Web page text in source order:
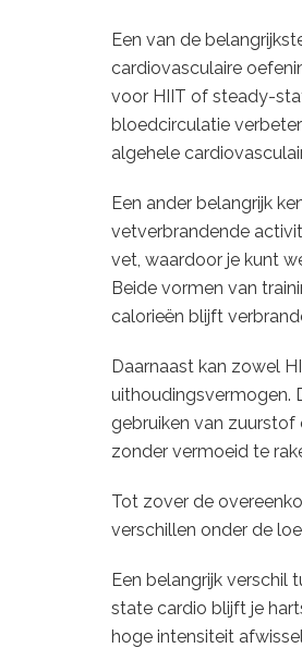
Een van de
cardiovasculaire
voor HIIT of steady-
bloedcirculatie
algehele
Een ander belangrijk
vetverbrandende
vet, waardoor je kunt
Beide vormen van
calorieën blijft
Daarnaast kan zowel
uithoudingsvermogen.
gebruiken van zuurstof
zonder vermoeid te
Tot zover de
verschillen onder de
Een belangrijk verschil
state cardio blijft je
hoge intensiteit